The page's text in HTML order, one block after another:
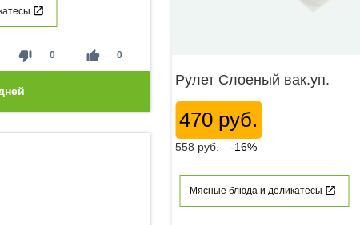
thumb_down 0 thumb_up 0
Рулет Слоеный вак.уп.
470 руб.
558 руб. -16%
Мясные блюда и деликатесы